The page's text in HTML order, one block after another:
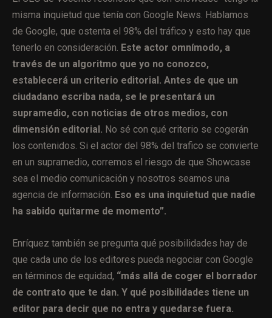
misma inquietud que tenía con Google News. Hablamos
de Google, que ostenta el 98% del tráfico y esto hay que
tenerlo en consideración. Este actor omnímodo, a
través de un algoritmo que yo no conozco,
establecerá un criterio editorial. Antes de que un
ciudadano escriba nada, se le presentará un
supramedio, con noticias de otros medios, con
dimensión editorial. No sé con qué criterio se cogerán
los contenidos. Si el actor del 98% del trafico se convierte
en un supramedio, corremos el riesgo de que Showcase
sea el medio comunicación y nosotros seamos una
agencia de información. Eso es una inquietud que nadie
ha sabido quitarme de momento”.
Enríquez también se pregunta qué posibilidades hay de
que cada uno de los editores pueda negociar con Google
en términos de equidad, “más allá de coger el borrador
de contrato que te dan. Y qué posibilidades tiene un
editor para decir que no entra y quedarse fuera.